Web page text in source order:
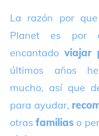
La razón por
Planet es por
encantado viajar
últimos años
mucho, así que
para ayudar,
otrasfamilias o